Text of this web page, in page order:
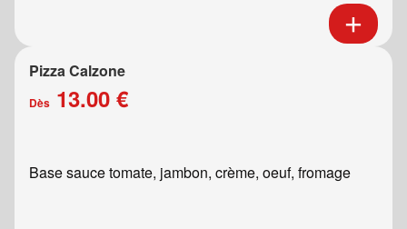
Pizza Calzone
Dès 13.00 €
Base sauce tomate, jambon, crème, oeuf, fromage